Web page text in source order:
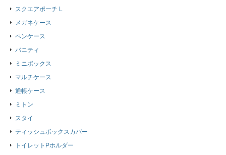
スクエアポーチ L
メガネケース
ペンケース
バニティ
ミニボックス
マルチケース
通帳ケース
ミトン
スタイ
ティッシュボックスカバー
トイレットPホルダー